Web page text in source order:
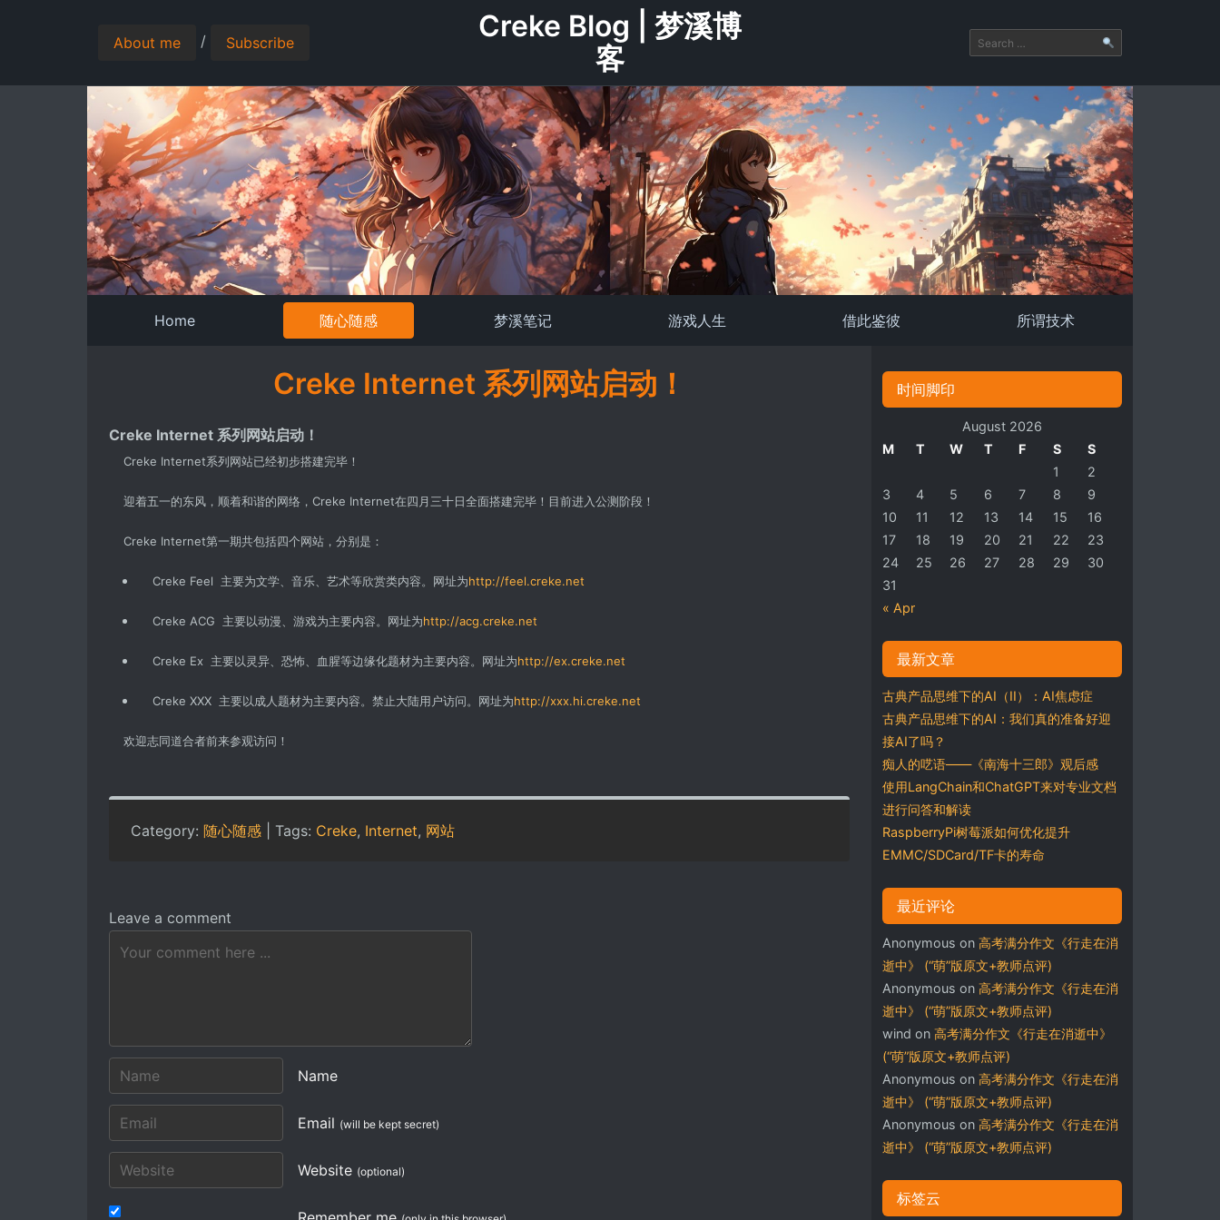
About me / Subscribe
Creke Blog | 梦溪博
客
Home 随心随感 梦溪笔记 游戏人生 借此鉴彼 所谓技术
Creke Internet 系列网站启动！
Creke Internet 系列网站启动！
Creke Internet系列网站已经初步搭建完毕！
迎着五一的东风，顺着和谐的网络，Creke Internet在四月三十日全面搭建完毕！目前进入公测阶段！
Creke Internet第一期共包括四个网站，分别是：
Creke Feel 主要为文学、音乐、艺术等欣赏类内容。网址为http://feel.creke.net
Creke ACG 主要以动漫、游戏为主要内容。网址为http://acg.creke.net
Creke Ex 主要以灵异、恐怖、血腥等边缘化题材为主要内容。网址为http://ex.creke.net
Creke XXX 主要以成人题材为主要内容。禁止大陆用户访问。网址为http://xxx.hi.creke.net
欢迎志同道合者前来参观访问！
Category: 随心随感 | Tags: Creke, Internet, 网站
Leave a comment
Name
Email (will be kept secret)
Website (optional)
时间脚印
August 2026
M
T W T F S S
« Apr
1
2
3
4 5 6 7 8
9
10
11 12 13 14 15
16
17
18 19 20 21 22
23
24
25 26 27 28 29
30
31
最新文章
古典产品思维下的AI（II）：AI焦虑症
古典产品思维下的AI：我们真的准备好迎
接AI了吗？
痴人的呓语——《南海十三郎》观后感
使用LangChain和ChatGPT来对专业文档
进行问答和解读
RaspberryPi树莓派如何优化提升
EMMC/SDCard/TF卡的寿命
最近评论
Anonymous on 高考满分作文《行走在消
逝中》 (“萌”版原文+教师点评)
Anonymous on 高考满分作文《行走在消
逝中》 (“萌”版原文+教师点评)
wind on 高考满分作文《行走在消逝中》
(“萌”版原文+教师点评)
Anonymous on 高考满分作文《行走在消
逝中》 (“萌”版原文+教师点评)
Anonymous on 高考满分作文《行走在消
逝中》 (“萌”版原文+教师点评)
标签云